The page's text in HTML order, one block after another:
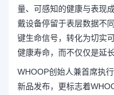
量、可感知的健康与表现
戴设备停留于表层数据不
键生命信号，转化为切实
健康寿命，而不仅仅是延
WHOOP创始人兼首席执
新品发布，更标志着